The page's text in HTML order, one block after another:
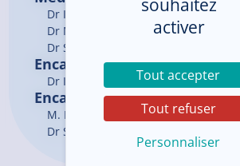
Dr IONESCO
Dorin
Dr MIHAI
DrSAKER
Encadrement du service
Dr IONESCO Dorin, Chef de service
Encadrement du pôle
M. BOLLOC'H Nicolas, Cadre
Dr SAKER Mirvat , Chef de pôle
souhaitez
activer
Tout accepter
Tout refuser
Personnaliser